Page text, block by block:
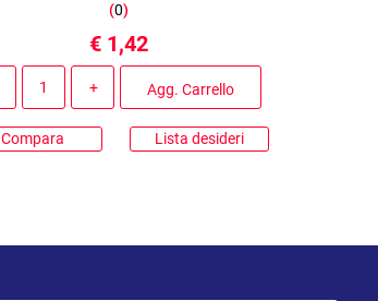
(0)
€ 1,42
Agg. Carrello
Compara Lista desideri